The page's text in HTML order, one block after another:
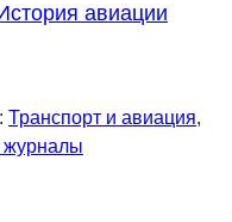
авиации
Транспорт и авиация,
журналы